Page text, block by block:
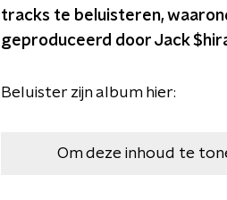
tracks te beluisteren,
geproduceerd door Jack
Beluister zijn album hier:
Om deze inhoud te